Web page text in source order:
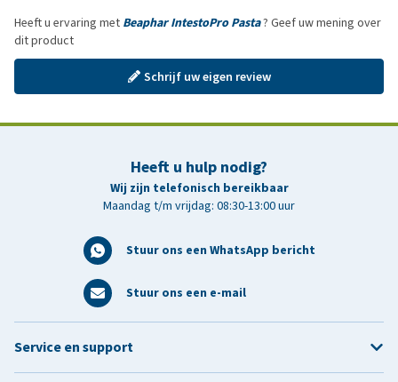
Heeft u ervaring met Beaphar IntestoPro Pasta? Geef uw mening over
dit product
Schrijf uw eigen review
Heeft u hulp nodig?
Wij zijn telefonisch bereikbaar
Maandag t/m vrijdag: 08:30-13:00 uur
Stuur ons een WhatsApp bericht
Stuur ons een e-mail
Service en support